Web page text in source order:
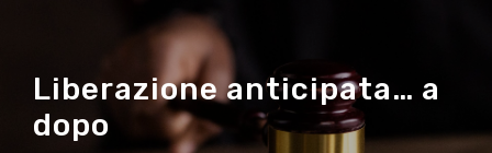
Liberazione anticipata… a
dopo